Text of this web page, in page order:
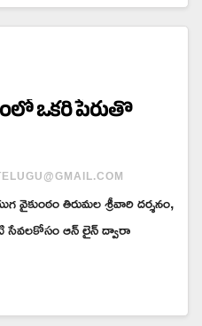
ఒకరి పేరుతొ
వైకుంఠం తిరుమల శ్రీవారి దర్శనం,
సేవలకోసం ఆన్ లైన్ ద్వారా